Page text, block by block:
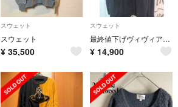
スウェット
スウェット
¥ 35,500
スウェット
最終値下げヴィヴィアンウエストウッド ビッグオーヴパッチスウェット
¥ 14,900